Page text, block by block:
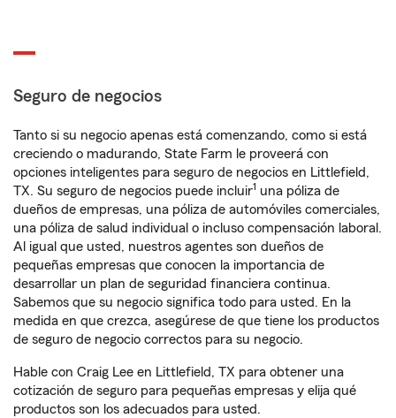
Seguro de negocios
Tanto si su negocio apenas está comenzando, como si está
creciendo o madurando, State Farm le proveerá con
opciones inteligentes para seguro de negocios en Littlefield,
TX. Su seguro de negocios puede incluir1 una póliza de
dueños de empresas, una póliza de automóviles comerciales,
una póliza de salud individual o incluso compensación laboral.
Al igual que usted, nuestros agentes son dueños de
pequeñas empresas que conocen la importancia de
desarrollar un plan de seguridad financiera continua.
Sabemos que su negocio significa todo para usted. En la
medida en que crezca, asegúrese de que tiene los productos
de seguro de negocio correctos para su negocio.
Hable con Craig Lee en Littlefield, TX para obtener una
cotización de seguro para pequeñas empresas y elija qué
productos son los adecuados para usted.